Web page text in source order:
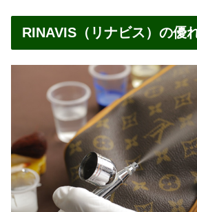
RINAVIS（リナビス）の優